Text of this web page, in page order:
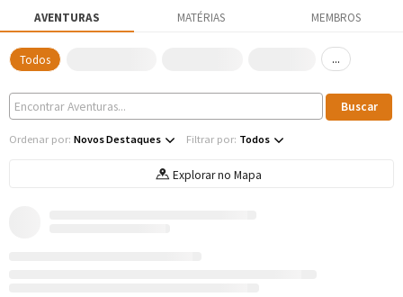
AVENTURAS MATÉRIAS MEMBROS
Todos ...
Ordenar por: Novos Destaques Filtrar por: Todos
Explorar no Mapa